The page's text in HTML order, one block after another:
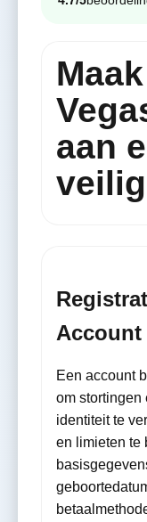
aan
Account
Een account
om stortingen
identiteit te
en limieten te